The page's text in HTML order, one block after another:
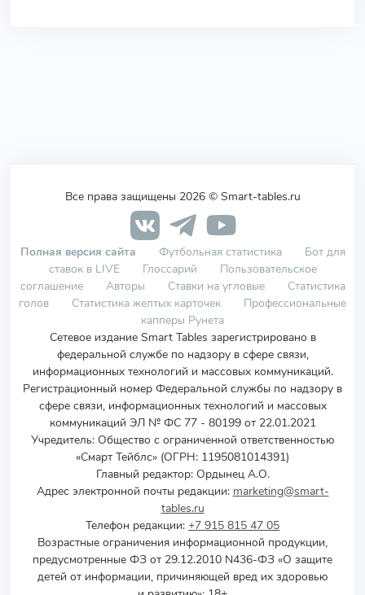
Все права защищены 2026 © Smart-tables.ru
Полная версия сайта Футбольная статистика
Бот для
ставок в LIVE
Глоссарий
Пользовательское
соглашение
Авторы Ставки на угловые
Статистика
голов
Статистика желтых карточек
Профессиональные
капперы Рунета
Сетевое издание Smart Tables зарегистрировано в
федеральной службе по надзору в сфере связи,
информационных технологий и массовых коммуникаций.
Регистрационный номер Федеральной службы по надзору в
сфере связи, информационных технологий и массовых
коммуникаций ЭЛ № ФС 77 - 80199 от 22.01.2021
Учредитель: Общество с ограниченной ответственностью
«Смарт Тейблс» (ОГРН: 1195081014391)
Главный редактор: Ордынец А.О.
Адрес электронной почты редакции: marketing@smart-
tables.ru
Телефон редакции: +7 915 815 47 05
Возрастные ограничения информационной продукции,
предусмотренные ФЗ от 29.12.2010 N436-ФЗ «О защите
детей от информации, причиняющей вред их здоровью